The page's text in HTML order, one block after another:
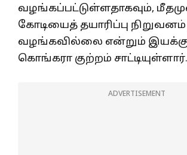
வழங்கப்பட்டுள்ளதாகவும்,
கோடியைத் தயாரிப்பு
வழங்கவில்லை என்றும்
கொங்கரா குற்றம் சாட்டியுள்ளார்.
ADVERTISEMENT